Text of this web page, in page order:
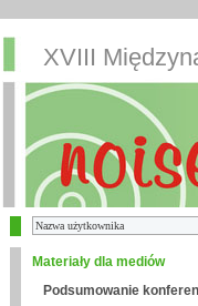
XVIII
Materiały dla mediów
Podsumowanie